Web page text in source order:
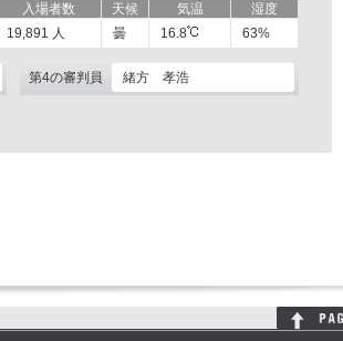
入場者数 天候 気温
湿度
19,891 人 曇 16.8 63%
第4の審判員 緒方 孝浩